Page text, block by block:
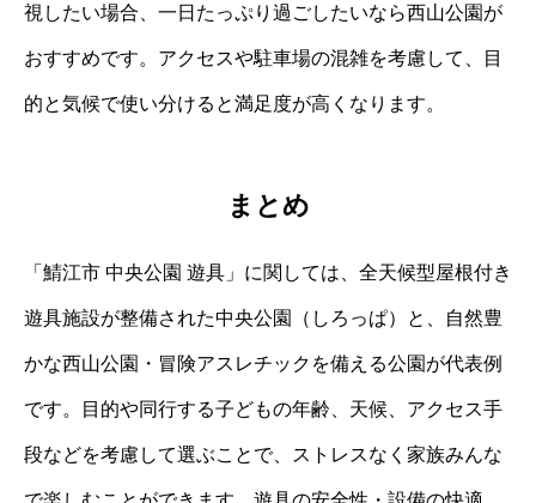
視したい場合、一日たっぷり過ごしたいなら西山公園が
おすすめです。アクセスや駐車場の混雑を考慮して、目
的と気候で使い分けると満足度が高くなります。
まとめ
「鯖江市 中央公園 遊具」に関しては、全天候型屋根付き
遊具施設が整備された中央公園（しろっぱ）と、自然豊
かな西山公園・冒険アスレチックを備える公園が代表例
です。目的や同行する子どもの年齢、天候、アクセス手
段などを考慮して選ぶことで、ストレスなく家族みんな